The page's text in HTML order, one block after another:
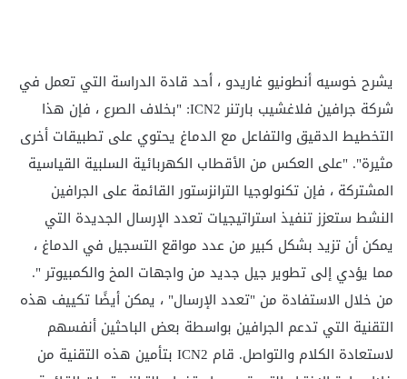
يشرح خوسيه أنطونيو غاريدو ، أحد قادة الدراسة التي تعمل في
شركة جرافين فلاغشيب بارتنر ICN2: "بخلاف الصرع ، فإن هذا
التخطيط الدقيق والتفاعل مع الدماغ يحتوي على تطبيقات أخرى
مثيرة". "على العكس من الأقطاب الكهربائية السلبية القياسية
المشتركة ، فإن تكنولوجيا الترانزستور القائمة على الجرافين
النشط ستعزز تنفيذ استراتيجيات تعدد الإرسال الجديدة التي
يمكن أن تزيد بشكل كبير من عدد مواقع التسجيل في الدماغ ،
مما يؤدي إلى تطوير جيل جديد من واجهات المخ والكمبيوتر ".
من خلال الاستفادة من "تعدد الإرسال" ، يمكن أيضًا تكييف هذه
التقنية التي تدعم الجرافين بواسطة بعض الباحثين أنفسهم
لاستعادة الكلام والتواصل. قام ICN2 بتأمين هذه التقنية من